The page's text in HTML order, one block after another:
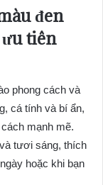
đen
tiên
phong cách và
cá tính và bí ẩn,
mạnh mẽ.
tươi sáng, thích
hoặc khi bạn